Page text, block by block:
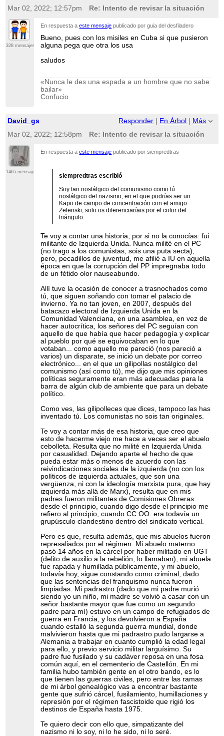
Mar 02, 2022; 12:57pm Re: Intento de revisar la situación
328 mensajes
En respuesta aeste mensaje publicado por guia del desfiladero
Bueno, pues con los misiles en Cuba si que pusieron
alguna pega que otra los usa
saludos
«Nunca le des una espada a un hombre que no sabe
bailar»
Confucio
David_gs Responder En Árbol
Más
Mar 02, 2022; 12:58pm
Re: Intento de revisar la situación
1465 mensajes
En respuesta aeste mensaje publicado por siempredtras
siempredtras escribió
Soy tan nostálgico del comunismo como tú
nostálgico del nazismo, en el que podrías ser un
Kapo de campo de concentración con el amigo
Zelenski, solo os diferenciaríais por el color del
triángulo.
Te voy a contar una historia, por si no la conocías: fui
militante de Izquierda Unida. Nunca milité en el PC
(no trago a los comunistas, sois una puta secta),
pero, pecadillos de juventud, me afilié a IU en aquella
época en que la corrupción del PP impregnaba todo
de un fétido olor nauseabundo.
Allí tuve la ocasión de conocer a trasnochados como
tú, que siguen soñando con tomar el palacio de
invierno. Ya no tan joven, en 2007, después del
batacazo electoral de Izquierda Unida en la
Comunidad Valenciana, en una asamblea, en vez de
hacer autocrítica, los señores del PC seguían con
aquello de que había que hacer pedagogía y explicar
al pueblo por qué se equivocaban en lo que
votaban... como aquello me pareció (nos pareció a
varios) un disparate, se inició un debate por correo
electrónico... en el que un gilipollas nostálgico del
comunismo (así como tú), me dijo que mis opiniones
políticas seguramente eran más adecuadas para la
barra de algún club de ambiente que para un debate
político.
Como ves, las gilipolleces que dices, tampoco las has
inventado tú. Los comunistas no sois tan originales.
Te voy a contar más de esa historia, que creo que
esto de hacerme viejo me hace a veces ser el abuelo
cebolleta. Resulta que no milité en Izquierda Unida
por casualidad. Dejando aparte el hecho de que
pueda estar más o menos de acuerdo con las
reivindicaciones sociales de la izquierda (no con los
políticos de izquierda actuales, que son una
vergüenza, ni con la ideología marxista pura, que hay
izquierda más allá de Marx), resulta que en mis
padres fueron militantes de Comisiones Obreras
desde el principio, cuando digo desde el principio me
refiero al principio, cuando CC.OO. era todavía un
grupúsculo clandestino dentro del sindicato vertical.
Pero es que, resulta además, que mis abuelos fueron
represaliados por el régimen. Mi abuelo materno
pasó 14 años en la cárcel por haber militado en UGT
(delito de auxilio a la rebelión, lo llamaban), mi abuela
fue rapada y humillada públicamente, y mi abuelo,
todavía hoy, sigue constando como criminal, dado
que las sentencias del franquismo nunca fueron
limpiadas. Mi padrastro (dado que mi padre murió
siendo yo un niño, mi madre se volvió a casar con un
señor bastante mayor que fue como un segundo
padre para mí) estuvo en un campo de refugiados de
guerra en Francia, y los devolvieron a España
cuando estalló la segunda guerra mundial, donde
malvivieron hasta que mi padrastro pudo largarse a
Alemania a trabajar en cuanto cumplió la edad legal
para ello, y previo servicio militar larguísimo. Su
padre fue fusilado y su cadáver reposa en una fosa
común aquí, en el cementerio de Castellón. En mi
familia hubo también gente en el otro bando, es lo
que tienen las guerras civiles, pero entre las ramas
de mi árbol genealógico vas a encontrar bastante
gente que sufrió cárcel, fusilamiento, humillaciones y
represión por el régimen fascistoide que rigió los
destinos de España hasta 1975.
Te quiero decir con ello que, simpatizante del
nazismo ni lo soy, ni lo he sido, ni lo seré.